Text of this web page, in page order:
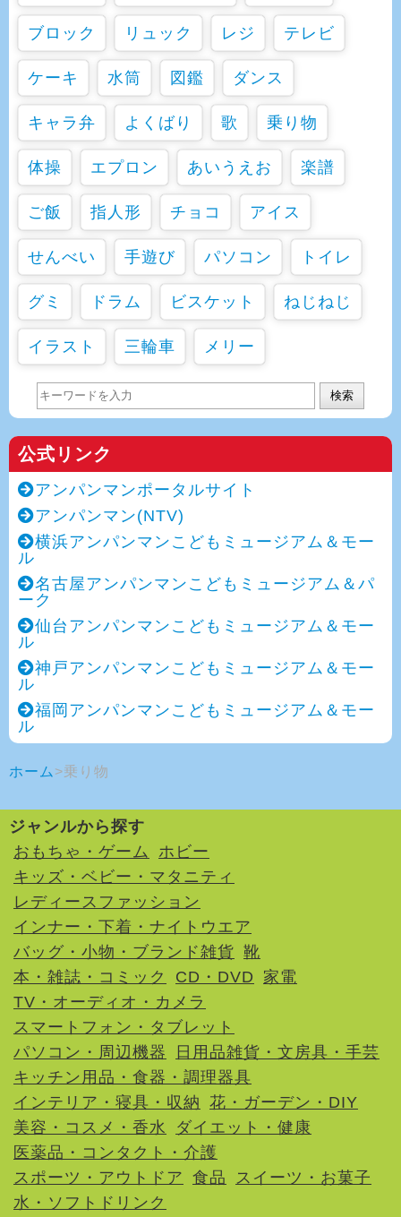
ブロック リュック レジ テレビ
ケーキ 水筒 図鑑 ダンス
キャラ弁 よくばり 歌 乗り物
体操 エプロン あいうえお 楽譜
ご飯 指人形 チョコ アイス
せんべい 手遊び パソコン トイレ
グミ ドラム ビスケット ねじねじ
イラスト 三輪車 メリー
検索
公式リンク
アンパンマンポータルサイト
アンパンマン(NTV)
横浜アンパンマンこどもミュージアム＆モー
ル
名古屋アンパンマンこどもミュージアム＆パ
ーク
仙台アンパンマンこどもミュージアム＆モー
ル
神戸アンパンマンこどもミュージアム＆モー
ル
福岡アンパンマンこどもミュージアム＆モー
ル
ホーム 乗り物
ジャンルから探す
おもちゃ・ゲーム
ホビー
キッズ・ベビー・マタニティ
レディースファッション
インナー・下着・ナイトウエア
バッグ・小物・ブランド雑貨 靴
本・雑誌・コミック
CD・DVD
家電
TV・オーディオ・カメラ
スマートフォン・タブレット
パソコン・周辺機器
日用品雑貨・文房具・手芸
キッチン用品・食器・調理器具
インテリア・寝具・収納 花・ガーデン・DIY
美容・コスメ・香水
ダイエット・健康
医薬品・コンタクト・介護
スポーツ・アウトドア 食品
スイーツ・お菓子
水・ソフトドリンク